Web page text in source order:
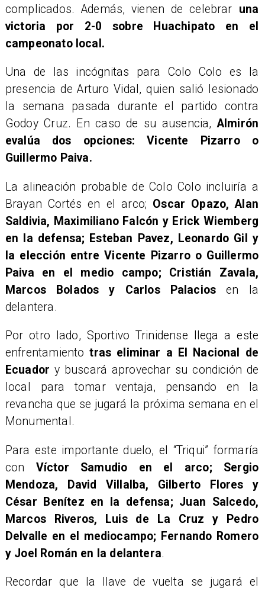
complicados. Además, vienen de celebrar una
victoria por 2-0 sobre Huachipato en el
campeonato local.
Una de las incógnitas para Colo Colo es la
presencia de Arturo Vidal, quien salió lesionado
la semana pasada durante el partido contra
Godoy Cruz. En caso de su ausencia, Almirón
evalúa dos opciones: Vicente Pizarro o
Guillermo Paiva.
La alineación probable de Colo Colo incluiría a
Brayan Cortés en el arco; Oscar Opazo, Alan
Saldivia, Maximiliano Falcón y Erick Wiemberg
en la defensa; Esteban Pavez, Leonardo Gil y
la elección entre Vicente Pizarro o Guillermo
Paiva en el medio campo; Cristián Zavala,
Marcos Bolados y Carlos Palaciosen la
delantera.
Por otro lado, Sportivo Trinidense llega a este
enfrentamientotras eliminar a El Nacional de
Ecuador y buscará aprovechar su condición de
local para tomar ventaja, pensando en la
revancha que se jugará la próxima semana en el
Monumental.
Para este importante duelo, el “Triqui” formaría
con Víctor Samudio en el arco; Sergio
Mendoza, David Villalba, Gilberto Flores y
César Benítez en la defensa; Juan Salcedo,
Marcos Riveros, Luis de La Cruz y Pedro
Delvalle en el mediocampo; Fernando Romero
y Joel Román en la delantera.
​Recordar que la llave de vuelta se jugará el